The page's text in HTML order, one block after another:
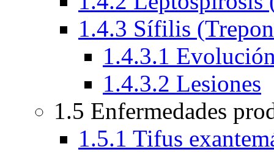
1.4.3 Sífilis
1.4.3.1
1.4.3.2 Lesiones
1.5 Enfermedades
1.5.1 Tifus